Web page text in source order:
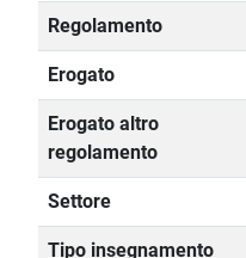
Regolamento
Erogato
Erogato altro
regolamento
Settore
Tipo insegnamento